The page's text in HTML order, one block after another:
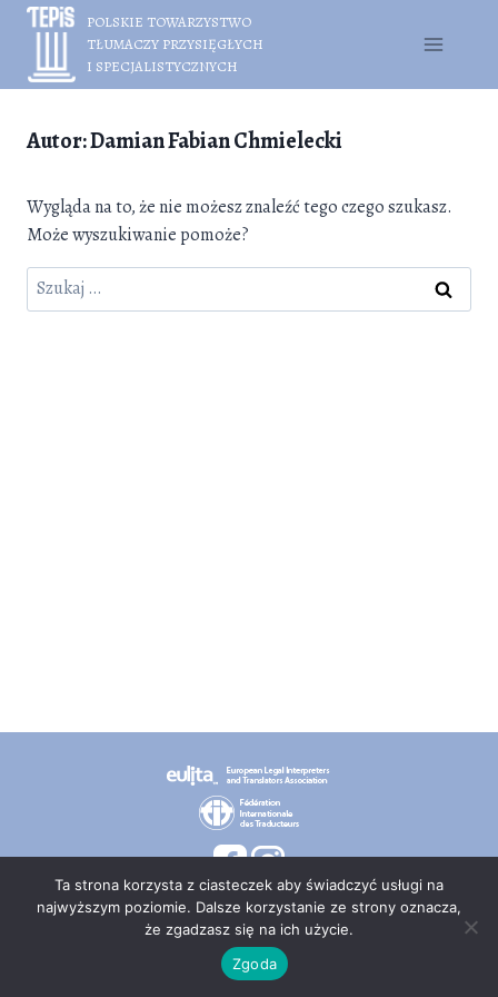
Przejdź
treści
POLSKIE TOWARZYSTWO
TŁUMACZY PRZYSIĘGŁYCH
I SPECJALISTYCZNYCH
Autor: Damian Fabian Chmielecki
Wygląda na to, że nie możesz znaleźć tego czego szukasz.
Może wyszukiwanie pomoże?
Szukaj:
© 2026 PT TEPIS
Ta strona korzysta z ciasteczek aby świadczyć usługi na
najwyższym poziomie. Dalsze korzystanie ze strony oznacza,
że zgadzasz się na ich użycie.
Zgoda